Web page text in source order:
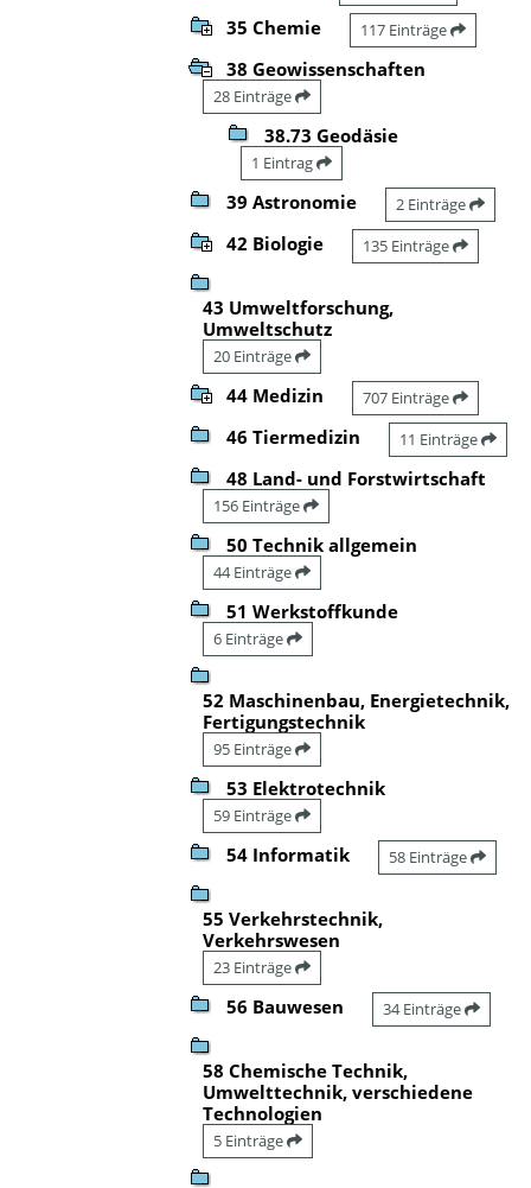
35 Chemie 117 Einträge
38 Geowissenschaften
28 Einträge
38.73 Geodäsie
1 Eintrag
39 Astronomie 2 Einträge
42 Biologie 135 Einträge
43 Umweltforschung,
Umweltschutz
20 Einträge
44 Medizin 707 Einträge
46 Tiermedizin 11 Einträge
48 Land- und Forstwirtschaft
156 Einträge
50 Technik allgemein
44 Einträge
51 Werkstoffkunde
6 Einträge
52 Maschinenbau, Energietechnik,
Fertigungstechnik
95 Einträge
53 Elektrotechnik
59 Einträge
54 Informatik 58 Einträge
55 Verkehrstechnik,
Verkehrswesen
23 Einträge
56 Bauwesen 34 Einträge
58 Chemische Technik,
Umwelttechnik, verschiedene
Technologien
5 Einträge